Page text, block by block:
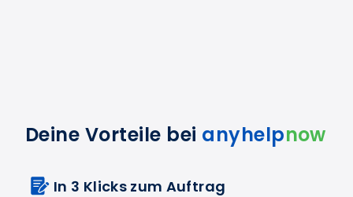
Deine Vorteile bei anyhelpnow
In 3 Klicks zum Auftrag